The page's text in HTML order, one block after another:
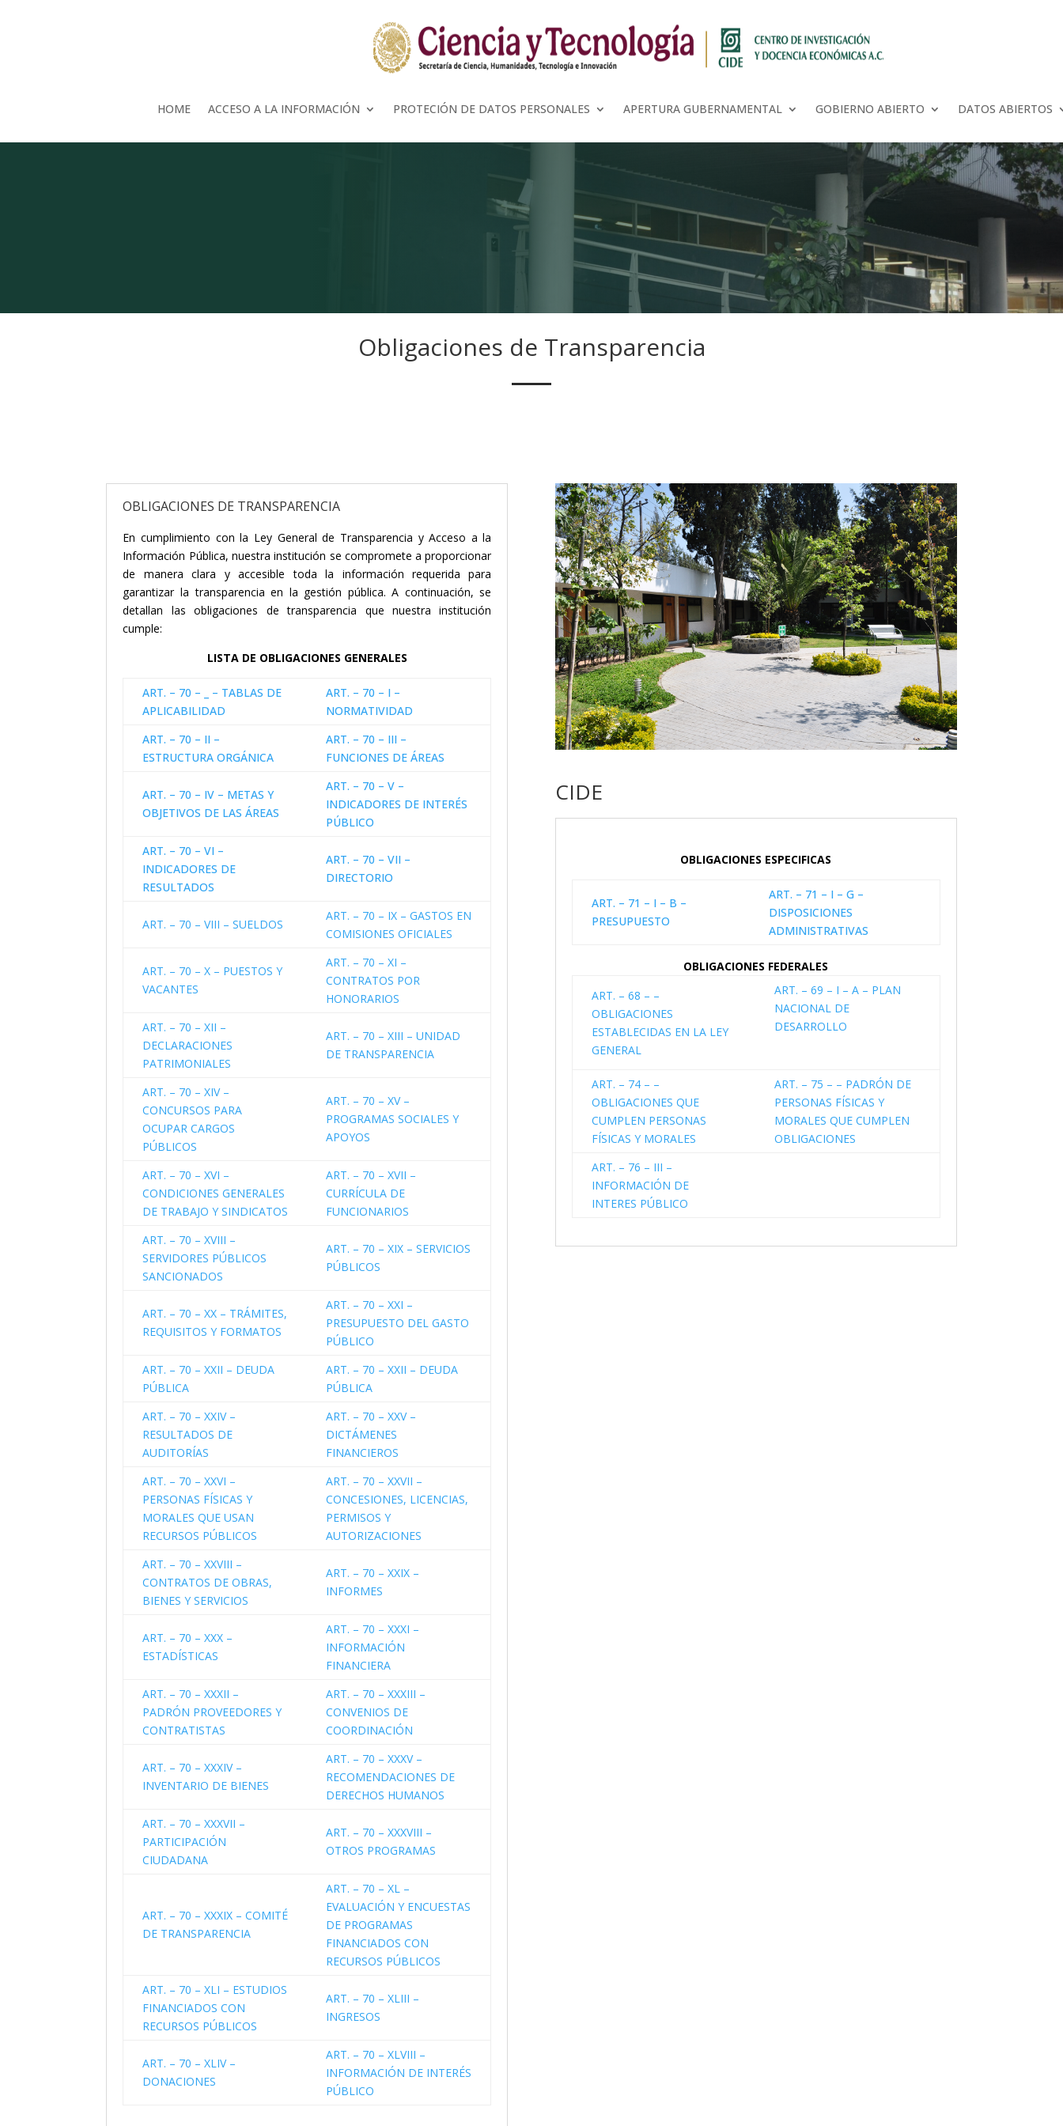
HOME ACCESO A LA INFORMACIÓN PROTECIÓN DE DATOS PERSONALES APERTURA GUBERNAMENTAL GOBIERNO ABIERTO DATOS ABIERTOS
Obligaciones de Transparencia
OBLIGACIONES DE TRANSPARENCIA
En cumplimiento con la Ley General de Transparencia y Acceso a la
Información Pública, nuestra institución se compromete a proporcionar
de manera clara y accesible toda la información requerida para
garantizar la transparencia en la gestión pública. A continuación, se
detallan las obligaciones de transparencia que nuestra institución
cumple:
LISTA DE OBLIGACIONES GENERALES
ART. – 70 – _ – TABLAS DE
APLICABILIDAD
ART. – 70 – I –
NORMATIVIDAD
ART. – 70 – II –
ESTRUCTURA ORGÁNICA
ART. – 70 – III –
FUNCIONES DE ÁREAS
ART. – 70 – IV – METAS Y
OBJETIVOS DE LAS ÁREAS
ART. – 70 – V –
INDICADORES DE INTERÉS
PÚBLICO
ART. – 70 – VI –
INDICADORES DE
RESULTADOS
ART. – 70 – VII –
DIRECTORIO
ART. – 70 – VIII – SUELDOS
ART. – 70 – IX – GASTOS EN
COMISIONES OFICIALES
ART. – 70 – X – PUESTOS Y
VACANTES
ART. – 70 – XI –
CONTRATOS POR
HONORARIOS
ART. – 70 – XII –
DECLARACIONES
PATRIMONIALES
ART. – 70 – XIII – UNIDAD
DE TRANSPARENCIA
ART. – 70 – XIV –
CONCURSOS PARA
OCUPAR CARGOS
PÚBLICOS
ART. – 70 – XV –
PROGRAMAS SOCIALES Y
APOYOS
ART. – 70 – XVI –
CONDICIONES GENERALES
DE TRABAJO Y SINDICATOS
ART. – 70 – XVII –
CURRÍCULA DE
FUNCIONARIOS
ART. – 70 – XVIII –
SERVIDORES PÚBLICOS
SANCIONADOS
ART. – 70 – XIX – SERVICIOS
PÚBLICOS
ART. – 70 – XX – TRÁMITES,
REQUISITOS Y FORMATOS
ART. – 70 – XXI –
PRESUPUESTO DEL GASTO
PÚBLICO
ART. – 70 – XXII – DEUDA
PÚBLICA
ART. – 70 – XXII – DEUDA
PÚBLICA
ART. – 70 – XXIV –
RESULTADOS DE
AUDITORÍAS
ART. – 70 – XXV –
DICTÁMENES
FINANCIEROS
ART. – 70 – XXVI –
PERSONAS FÍSICAS Y
MORALES QUE USAN
RECURSOS PÚBLICOS
ART. – 70 – XXVII –
CONCESIONES, LICENCIAS,
PERMISOS Y
AUTORIZACIONES
ART. – 70 – XXVIII –
CONTRATOS DE OBRAS,
BIENES Y SERVICIOS
ART. – 70 – XXIX –
INFORMES
ART. – 70 – XXX –
ESTADÍSTICAS
ART. – 70 – XXXI –
INFORMACIÓN
FINANCIERA
ART. – 70 – XXXII –
PADRÓN PROVEEDORES Y
CONTRATISTAS
ART. – 70 – XXXIII –
CONVENIOS DE
COORDINACIÓN
ART. – 70 – XXXIV –
INVENTARIO DE BIENES
ART. – 70 – XXXV –
RECOMENDACIONES DE
DERECHOS HUMANOS
ART. – 70 – XXXVII –
PARTICIPACIÓN
CIUDADANA
ART. – 70 – XXXVIII –
OTROS PROGRAMAS
ART. – 70 – XXXIX – COMITÉ
DE TRANSPARENCIA
ART. – 70 – XL –
EVALUACIÓN Y ENCUESTAS
DE PROGRAMAS
FINANCIADOS CON
RECURSOS PÚBLICOS
ART. – 70 – XLI – ESTUDIOS
FINANCIADOS CON
RECURSOS PÚBLICOS
ART. – 70 – XLIII –
INGRESOS
ART. – 70 – XLIV –
DONACIONES
ART. – 70 – XLVIII –
INFORMACIÓN DE INTERÉS
PÚBLICO
CIDE
OBLIGACIONES ESPECIFICAS
ART. – 71 – I – B –
PRESUPUESTO
ART. – 71 – I – G –
DISPOSICIONES
ADMINISTRATIVAS
OBLIGACIONES FEDERALES
ART. – 68 – –
OBLIGACIONES
ESTABLECIDAS EN LA LEY
GENERAL
ART. – 69 – I – A – PLAN
NACIONAL DE
DESARROLLO
ART. – 74 – –
OBLIGACIONES QUE
CUMPLEN PERSONAS
FÍSICAS Y MORALES
ART. – 75 – – PADRÓN DE
PERSONAS FÍSICAS Y
MORALES QUE CUMPLEN
OBLIGACIONES
ART. – 76 – III –
INFORMACIÓN DE
INTERES PÚBLICO